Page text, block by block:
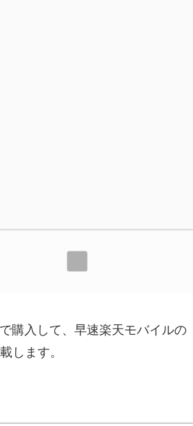
購入して、早速楽天モバイルの
します。